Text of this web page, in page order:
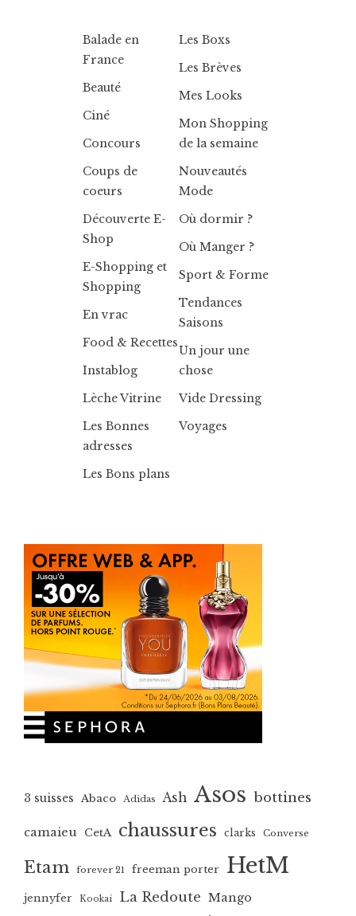
Balade en
France
Beauté
Ciné
Concours
Coups de
coeurs
Découverte E-
Shop
E-Shopping et
Shopping
En vrac
Food & Recettes
Instablog
Lèche Vitrine
Les Bonnes
adresses
Les Bons plans
Les Boxs
Les Brèves
Mes Looks
Mon Shopping
de la semaine
Nouveautés
Mode
Où dormir ?
Où Manger ?
Sport & Forme
Tendances
Saisons
Un jour une
chose
Vide Dressing
Voyages
3 suisses Abaco Adidas Ash Asos bottines
camaieu CetA chaussures clarks Converse
Etam forever 21 freeman porter HetM
jennyfer Kookai La Redoute Mango